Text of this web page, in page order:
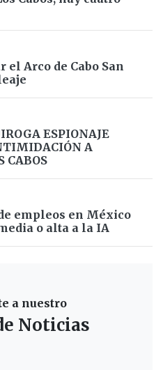
Arco de Cabo San
ESPIONAJE
A
CABOS
empleos en México
o alta a la IA
a nuestro
Noticias